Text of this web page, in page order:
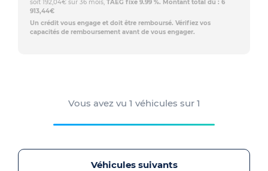
soit 192,04€ sur 36 mois, TAEG fixe 9.99 %. Montant total dû : 6
913,44€
Un crédit vous engage et doit être remboursé. Vérifiez vos
capacités de remboursement avant de vous engager.
Vous avez vu 1 véhicules sur 1
Véhicules suivants